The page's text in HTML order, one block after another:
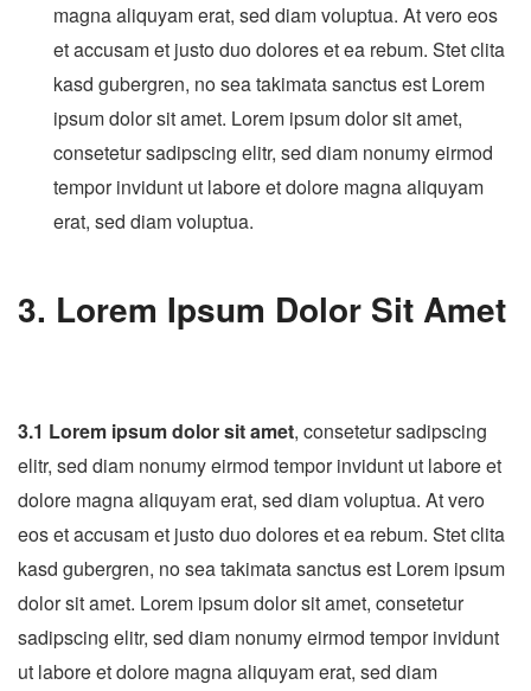
magna aliquyam erat, sed diam voluptua. At vero eos
et accusam et justo duo dolores et ea rebum. Stet clita
kasd gubergren, no sea takimata sanctus est Lorem
ipsum dolor sit amet. Lorem ipsum dolor sit amet,
consetetur sadipscing elitr, sed diam nonumy eirmod
tempor invidunt ut labore et dolore magna aliquyam
erat, sed diam voluptua.
3. Lorem Ipsum Dolor Sit Amet
3.1 Lorem ipsum dolor sit amet, consetetur sadipscing
elitr, sed diam nonumy eirmod tempor invidunt ut labore et
dolore magna aliquyam erat, sed diam voluptua. At vero
eos et accusam et justo duo dolores et ea rebum. Stet clita
kasd gubergren, no sea takimata sanctus est Lorem ipsum
dolor sit amet. Lorem ipsum dolor sit amet, consetetur
sadipscing elitr, sed diam nonumy eirmod tempor invidunt
ut labore et dolore magna aliquyam erat, sed diam